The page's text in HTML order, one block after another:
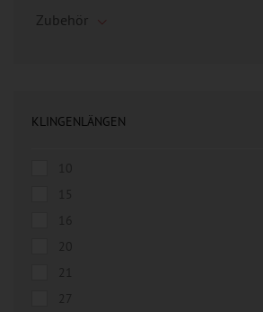
Zubehör
KLINGENLÄNGEN